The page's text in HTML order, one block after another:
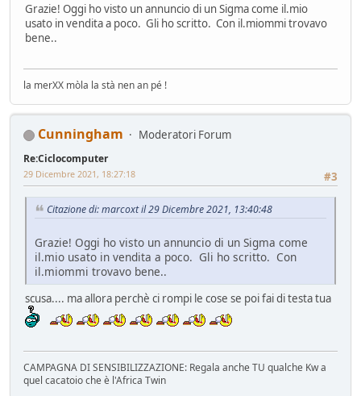
Grazie! Oggi ho visto un annuncio di un Sigma come il.mio
usato in vendita a poco. Gli ho scritto. Con il.miommi trovavo
bene..
la merXX mòla la stà nen an pé !
Cunningham Moderatori Forum
Re:Ciclocomputer
#3
29 Dicembre 2021, 18:27:18
Citazione di: marcoxt il 29 Dicembre 2021, 13:40:48
Grazie! Oggi ho visto un annuncio di un Sigma come
il.mio usato in vendita a poco. Gli ho scritto. Con
il.miommi trovavo bene..
scusa.... ma allora perchè ci rompi le cose se poi fai di testa tua
CAMPAGNA DI SENSIBILIZZAZIONE: Regala anche TU qualche Kw a
quel cacatoio che è l'Africa Twin